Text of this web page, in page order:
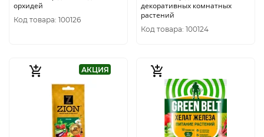
орхидей
Код товара: 100126
декоративных комнатных
растений
Код товара: 100124
АКЦИЯ